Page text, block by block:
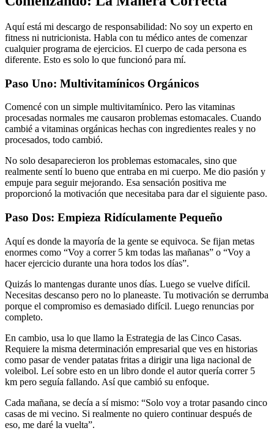
Aquí está mi descargo de responsabilidad: No soy un experto en
fitness ni nutricionista. Habla con tu médico antes de comenzar
cualquier programa de ejercicios. El cuerpo de cada persona es
diferente. Esto es solo lo que funcionó para mí.
Paso Uno: Multivitamínicos Orgánicos
Comencé con un simple multivitamínico. Pero las vitaminas
procesadas normales me causaron problemas estomacales. Cuando
cambié a vitaminas orgánicas hechas con ingredientes reales y no
procesados, todo cambió.
No solo desaparecieron los problemas estomacales, sino que
realmente sentí lo bueno que entraba en mi cuerpo. Me dio pasión y
empuje para seguir mejorando. Esa sensación positiva me
proporcionó la motivación que necesitaba para dar el siguiente paso.
Paso Dos: Empieza Ridículamente Pequeño
Aquí es donde la mayoría de la gente se equivoca. Se fijan metas
enormes como “Voy a correr 5 km todas las mañanas” o “Voy a
hacer ejercicio durante una hora todos los días”.
Quizás lo mantengas durante unos días. Luego se vuelve difícil.
Necesitas descanso pero no lo planeaste. Tu motivación se derrumba
porque el compromiso es demasiado difícil. Luego renuncias por
completo.
En cambio, usa lo que llamo la Estrategia de las Cinco Casas.
Requiere la misma determinación empresarial que ves en historias
como pasar de vender patatas fritas a dirigir una liga nacional de
voleibol. Leí sobre esto en un libro donde el autor quería correr 5
km pero seguía fallando. Así que cambió su enfoque.
Cada mañana, se decía a sí mismo: “Solo voy a trotar pasando cinco
casas de mi vecino. Si realmente no quiero continuar después de
eso, me daré la vuelta”.